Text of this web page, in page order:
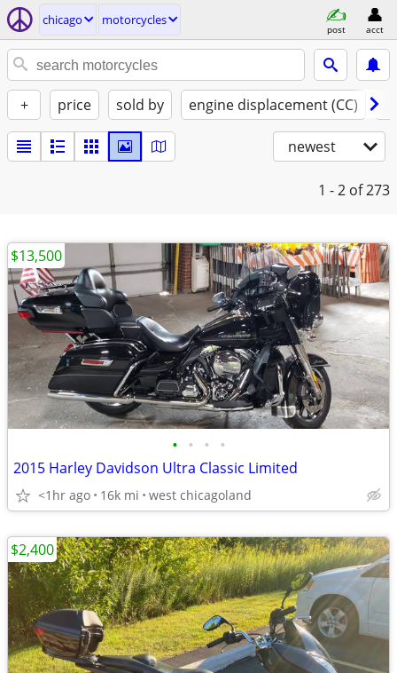
chicago motorcycles
post acct
+ price sold by engine displacement (CC)
newest
1 - 2 of 273
• • • •
2015 Harley Davidson Ultra Classic Limited
<1hr ago 16k mi west chicagoland
$13,500
$2,400